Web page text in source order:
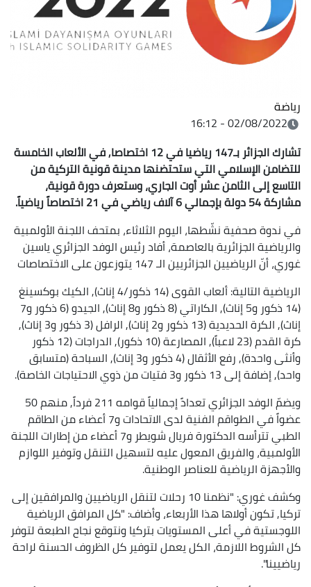
رياضة
02/08/2022 - 16:12
تشارك الجزائر بـ147 رياضيا في 12 اختصاصا, في الألعاب الخامسة
للتضامن الإسلامي التي ستحتضنها مدينة قونية التركية من
التاسع إلى الثامن عشر أوت الجاري،وستعرف دورة قونية،
مشاركة 54 دولة بإجمالي 6 آلاف رياضي في 21 اختصاصاً رياضياً.
في ندوة صحفية نشّطها، اليوم الثلاثاء، بمتحف اللجنة الأولمبية
والرياضية الجزائرية بالعاصمة، أفاد رئيس الوفد الجزائري ياسين
غوري، أنّ الرياضيين الجزائريين الـ 147 يتوزعون على الاختصاصات
الرياضية التالية: ألعاب القوى (14 ذكور/4 إناث), الكيك بوكسينغ
(14 ذكور و5 إناث), الكاراتي (8 ذكور و8 إناث), الجيدو (6 ذكور و7
إناث), الكرة الحديدية (13 ذكور و2 إناث), الرافل (3 ذكور و3 إناث),
كرة القدم (23 لاعباً), المصارعة (10 ذكور), الدراجات (12 ذكور
وأنثى واحدة), رفع الأثقال (4 ذكور و3 إناث), السباحة (متسابق
واحد), إضافة إلى 13 ذكور و3 فتيات من ذوي الاحتياجات الخاصة).
ويضمّ الوفد الجزائري تعدادً إجمالياً قوامه 211 فرداً, منهم 50
عضواً في الطواقم الفنية لدى الاتحادات و7 أعضاء من الطاقم
الطبي تترأسه الدكتورة فريال شويطر و7 أعضاء من إطارات اللجنة
الأولمبية، والفريق المعول عليه لتسهيل التنقل وتوفير اللوازم
والأجهزة الرياضية للعناصر الوطنية.
وكشف غوري: "نظمنا 10 رحلات لتنقل الرياضيين والمرافقين إلى
تركيا, تكون أولاها هذا الأربعاء، وأضاف: "كل المرافق الرياضية
اللوجستية في أعلى المستويات بتركيا ونتوقع نجاح الطبعة لتوفر
كل الشروط اللازمة، الكل يعمل لتوفير كل الظروف الحسنة لراحة
رياضيينا".